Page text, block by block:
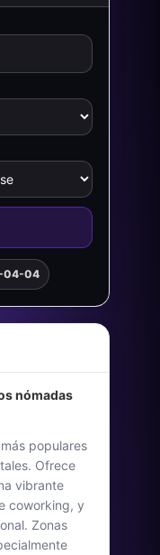
04-04
nómadas
populares
Ofrece
vibrante
coworking, y
Zonas